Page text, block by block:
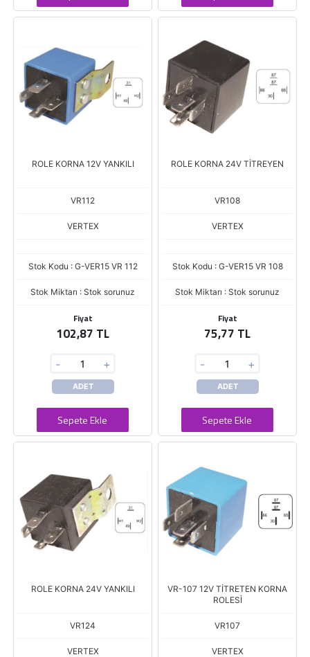
ROLE KORNA 12V YANKILI
VR112
VERTEX
Stok Kodu : G-VER15 VR 112
Stok Miktarı : Stok sorunuz
Fiyat
102,87 TL
- +
ADET
Sepete Ekle
ROLE KORNA 24V TİTREYEN
VR108
VERTEX
Stok Kodu : G-VER15 VR 108
Stok Miktarı : Stok sorunuz
Fiyat
75,77 TL
- +
ADET
Sepete Ekle
ROLE KORNA 24V YANKILI
VR124
VERTEX
VR-107 12V TİTRETEN KORNA
ROLESİ
VR107
VERTEX